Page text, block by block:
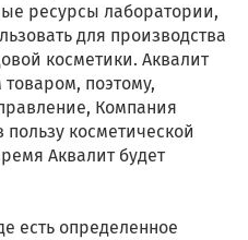
ресурсы лаборатории,
для производства
косметики. Аквалит
поэтому,
Компания
пользу косметической
Аквалит будет
есть определенное